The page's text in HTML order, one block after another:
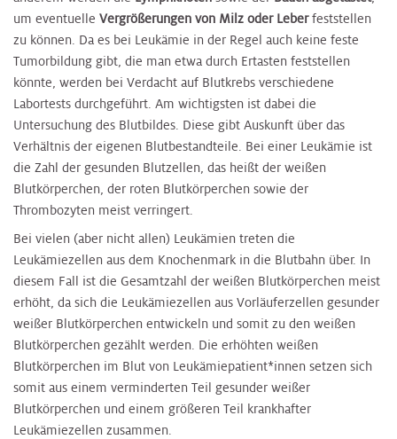
um eventuelle Vergrößerungen von Milz oder Leberfeststellen
zu können. Da es bei Leukämie in der Regel auch keine feste
Tumorbildung gibt, die man etwa durch Ertasten feststellen
könnte, werden bei Verdacht auf Blutkrebs verschiedene
Labortests durchgeführt. Am wichtigsten ist dabei die
Untersuchung des Blutbildes. Diese gibt Auskunft über das
Verhältnis der eigenen Blutbestandteile. Bei einer Leukämie ist
die Zahl der gesunden Blutzellen, das heißt der weißen
Blutkörperchen, der roten Blutkörperchen sowie der
Thrombozyten meist verringert.
Bei vielen (aber nicht allen) Leukämien treten die
Leukämiezellen aus dem Knochenmark in die Blutbahn über. In
diesem Fall ist die Gesamtzahl der weißen Blutkörperchen meist
erhöht, da sich die Leukämiezellen aus Vorläuferzellen gesunder
weißer Blutkörperchen entwickeln und somit zu den weißen
Blutkörperchen gezählt werden. Die erhöhten weißen
Blutkörperchen im Blut von Leukämiepatient*innen setzen sich
somit aus einem verminderten Teil gesunder weißer
Blutkörperchen und einem größeren Teil krankhafter
Leukämiezellen zusammen.